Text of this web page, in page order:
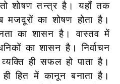
तो शोषण तन्त्र है। यहाँ तक
मजदूरों का शोषण होता है।
का शासन है। वास्तव में
का शासन है। निर्वाचन
ही सफल हो पाता है।
ही हित में कानून बनाता है।